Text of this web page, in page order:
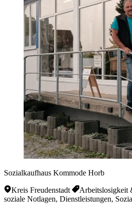
Sozialkaufhaus Kommode Horb
Kreis Freudenstadt
soziale Notlagen, Dienstleistungen,